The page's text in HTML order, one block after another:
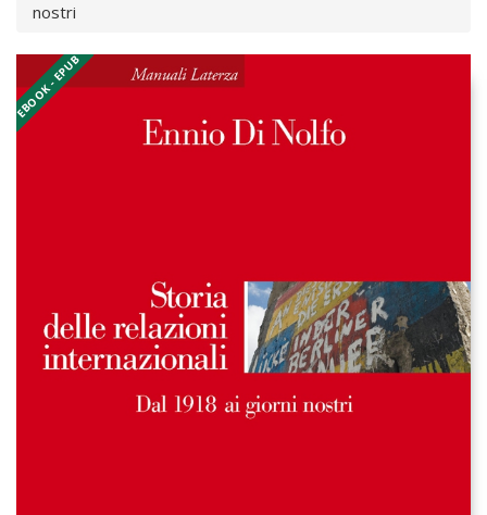
nostri
EBOOK - EPUB